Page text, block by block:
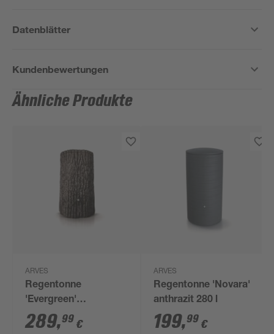
Datenblätter
Kundenbewertungen
Ähnliche Produkte
ARVES
Regentonne
'Evergreen'
dunkelbraun 475 l
289,99 €
ARVES
Regentonne 'Novara'
anthrazit 280 l
199,99 €